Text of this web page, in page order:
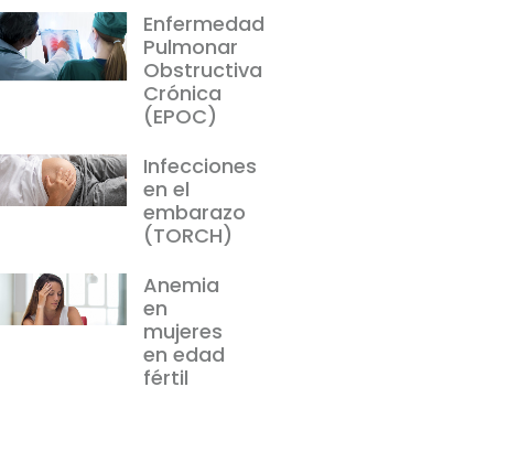
Enfermedad
Pulmonar
Obstructiva
Crónica
(EPOC)
Infecciones
en el
embarazo
(TORCH)
Anemia
en
mujeres
en edad
fértil